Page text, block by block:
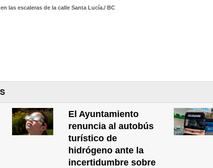
las escaleras de la calle Santa Lucía./ BC
El Ayuntamiento
renuncia al autobús
turístico de
hidrógeno ante la
incertidumbre sobre